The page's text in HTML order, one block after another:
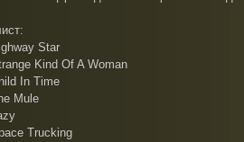
Star
Kind Of A Woman
In Time
Mule
Trucking